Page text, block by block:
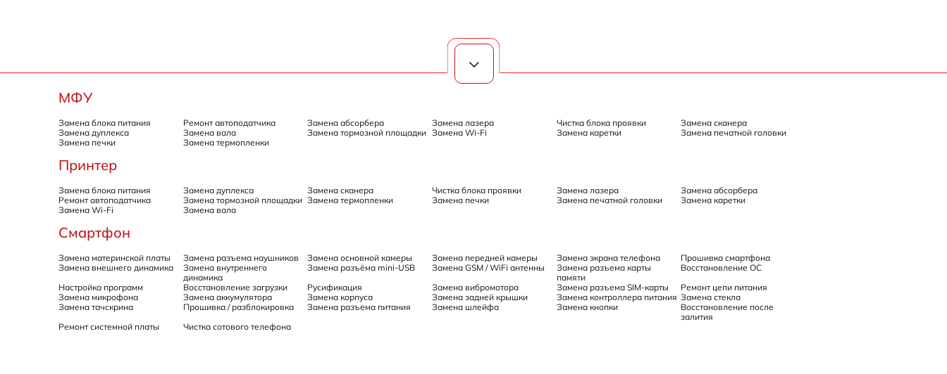
МФУ
Замена блока питания Ремонт автоподатчика Замена абсорбера Замена лазера Чистка блока проявки
Замена сканера
Замена дуплекса
Замена вала Замена тормозной площадки Замена Wi-Fi Замена каретки
Замена печатной головки
Замена печки
Замена термопленки
Принтер
Замена блока питания Замена дуплекса Замена сканера Чистка блока проявки Замена лазера
Замена абсорбера
Ремонт автоподатчика
Замена тормозной площадки Замена термопленки Замена печки Замена печатной головки
Замена каретки
Замена Wi-Fi
Замена вала
Смартфон
Замена материнской платы Замена разъема наушников Замена основной камеры Замена передней камеры Замена экрана телефона
Прошивка смартфона
Замена внешнего динамика
Замена внутреннего
динамика
Замена разъёма mini-USB Замена GSM / WiFi антенны
Замена разъема карты
памяти
Восстановление ОС
Настройка программ
Восстановление загрузки Русификация Замена вибромотора Замена разъема SIM-карты
Ремонт цепи питания
Замена микрофона
Замена аккумулятора Замена корпуса Замена задней крышки Замена контроллера питания Замена стекла
Замена тачскрина
Прошивка / разблокировка Замена разъема питания Замена шлейфа Замена кнопки
Восстановление после
залития
Ремонт системной платы
Чистка сотового телефона